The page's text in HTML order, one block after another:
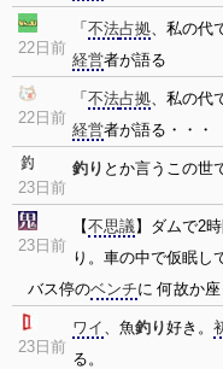
22日前
「 不法占拠、私の代
経営者が語る
22日前
「 不法占拠、私の代
経営者が語る・・・
23日前
釣り とか言うこの世
23日前
【不思議】ダムで2
り。車の中で仮眠し
バス停のベンチに 何故か
23日前
ワイ 、魚釣り好き。
る。